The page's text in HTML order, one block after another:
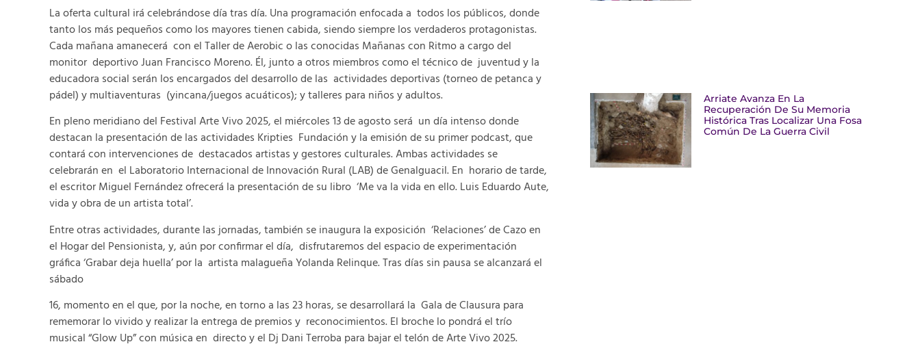
La oferta cultural irá celebrándose día tras día. Una programación enfocada a todos los públicos, donde
tanto los más pequeños como los mayores tienen cabida, siendo siempre los verdaderos protagonistas.
Cada mañana amanecerá con el Taller de Aerobic o las conocidas Mañanas con Ritmo a cargo del
monitor deportivo Juan Francisco Moreno. Él, junto a otros miembros como el técnico de juventud y la
educadora social serán los encargados del desarrollo de las actividades deportivas (torneo de petanca y
pádel) y multiaventuras (yincana/juegos acuáticos); y talleres para niños y adultos.
En pleno meridiano del Festival Arte Vivo 2025, el miércoles 13 de agosto será un día intenso donde
destacan la presentación de las actividades Kripties Fundación y la emisión de su primer podcast, que
contará con intervenciones de destacados artistas y gestores culturales. Ambas actividades se
celebrarán en el Laboratorio Internacional de Innovación Rural (LAB) de Genalguacil. En horario de tarde,
el escritor Miguel Fernández ofrecerá la presentación de su libro ‘Me va la vida en ello. Luis Eduardo Aute,
vida y obra de un artista total’.
Entre otras actividades, durante las jornadas, también se inaugura la exposición ‘Relaciones’ de Cazo en
el Hogar del Pensionista, y, aún por confirmar el día, disfrutaremos del espacio de experimentación
gráfica ‘Grabar deja huella’ por la artista malagueña Yolanda Relinque. Tras días sin pausa se alcanzará el
sábado
16, momento en el que, por la noche, en torno a las 23 horas, se desarrollará la Gala de Clausura para
rememorar lo vivido y realizar la entrega de premios y reconocimientos. El broche lo pondrá el trío
musical “Glow Up” con música en directo y el Dj Dani Terroba para bajar el telón de Arte Vivo 2025.
Arriate Avanza En La
Recuperación De Su Memoria
Histórica Tras Localizar Una Fosa
Común De La Guerra Civil